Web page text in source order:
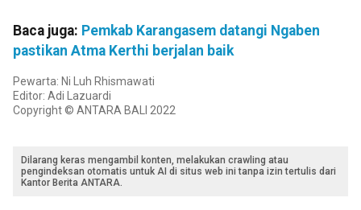
Baca juga: Pemkab Karangasem datangi Ngaben
pastikan Atma Kerthi berjalan baik
Pewarta: Ni Luh Rhismawati
Editor: Adi Lazuardi
Copyright © ANTARA BALI 2022
Dilarang keras mengambil konten, melakukan crawling atau
pengindeksan otomatis untuk AI di situs web ini tanpa izin tertulis dari
Kantor Berita ANTARA.